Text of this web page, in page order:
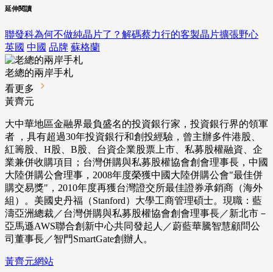
延伸閱讀
聯發科為何不做純晶片了？解碼蔡力行的客製晶片擴張野心
英國 中國 品牌 蘇格蘭
老總的兩岸手札
看更多
黃齊元
大中華地區金融界最負盛名的投資銀行家，投資銀行界的領軍
者 ，具有超過30年投資銀行和創投經驗，曾主辦多件港股、
紅籌股、H股、B股、台資企業股票上市、私募股權融資、企
業兼併收購項目；台灣併購與私募股權協會創會理事長，中國
大陸併購公會理事，2008年度榮獲中國大陸併購公會"最佳併
購交易獎"，2010年度再獲台灣證交所最佳證券承銷商（海外
組）。美國史丹福（Stanford）大學工商管理碩士。現職：藍
濤亞洲總裁／台灣併購與私募股權協會創會理事長／新北市－
亞馬遜AWS聯合創新中心共同發起人／蔚藍華騰智慧顧問公
司董事長／智門SmartGate創辦人。
黃齊元網站